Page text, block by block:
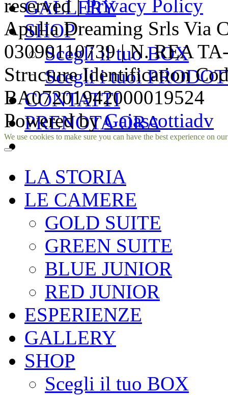
GALLERY
SHOP
Scegli il tuo BOX
Scegli i tuoi
CONTATTI
PRENOTA ORA
LA STORIA
LE CAMERE
GOLD SUITE
GREEN SUITE
BLUE JUNIOR
RED JUNIOR
ESPERIENZE
GALLERY
SHOP
Scegli il tuo BOX
reserved |Privacy Policy
Apulia Dreaming Srls Via
03090110739 | N. REA
Structure Identification
BA07201942000019524
Powered byGaiascottiadv
Facebook
Instagram
We use cookies to make sure you can have the best experience on